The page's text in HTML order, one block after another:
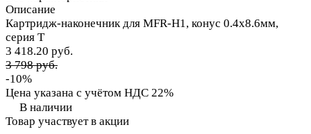
Описание
Картридж-наконечник для MFR-H1, конус 0.4х8.6мм,
серия T
3 418.20 руб.
3 798 руб.
-10%
Цена указана с учётом НДС 22%
В наличии
Товар участвует в акции